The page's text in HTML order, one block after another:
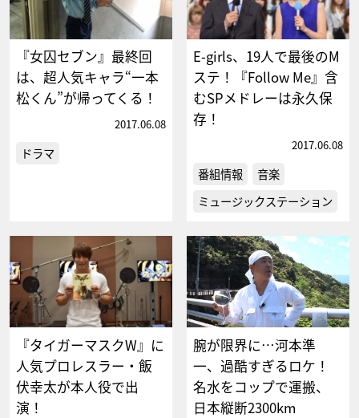
『女囚セブン』最終回
は、超人気キャラ“一本
松くん”が帰ってくる！
2017.06.08
ドラマ
E-girls、19人で最後のM
ステ！『Follow Me』含
むSPメドレーは永久保
存！
2017.06.08
番組情報
音楽
ミュージックステーション
『タイガーマスクW』に
人気プロレスラー・飯
伏幸太が本人役で出
演！
腕が限界に…河本準
一、過酷すぎるロケ！
名水をコップで運搬、
日本縦断2300km